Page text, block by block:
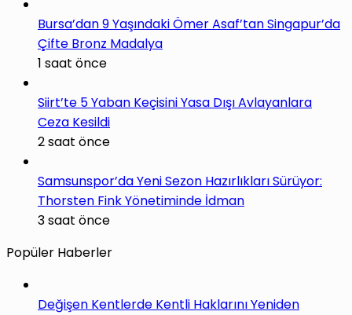
Bursa’dan 9 Yaşındaki Ömer Asaf’tan Singapur’da
Çifte Bronz Madalya
1 saat önce
Siirt’te 5 Yaban Keçisini Yasa Dışı Avlayanlara
Ceza Kesildi
2 saat önce
Samsunspor’da Yeni Sezon Hazırlıkları Sürüyor:
Thorsten Fink Yönetiminde İdman
3 saat önce
Popüler Haberler
Değişen Kentlerde Kentli Haklarını Yeniden